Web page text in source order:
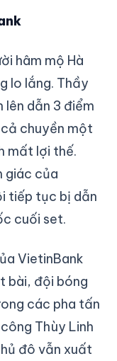
hâm mộ Hà
lo lắng. Thầy
lên dẫn 3 điểm
chuyền một
mất lợi thế.
giác của
tiếp tục bị dẫn
cuối set.
VietinBank
bài, đội bóng
các pha tấn
Thùy Linh
đô vẫn xuất